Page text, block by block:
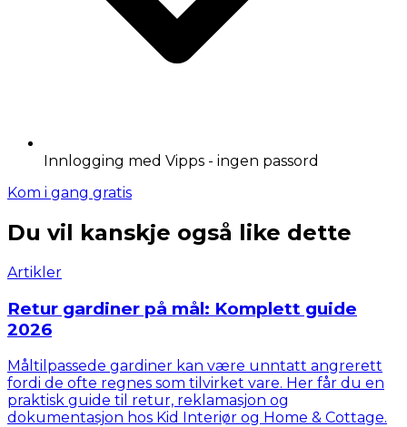
Innlogging med Vipps - ingen passord
Kom i gang gratis
Du vil kanskje også like dette
Artikler
Retur gardiner på mål: Komplett guide
2026
Måltilpassede gardiner kan være unntatt angrerett
fordi de ofte regnes som tilvirket vare. Her får du en
praktisk guide til retur, reklamasjon og
dokumentasjon hos Kid Interiør og Home & Cottage.